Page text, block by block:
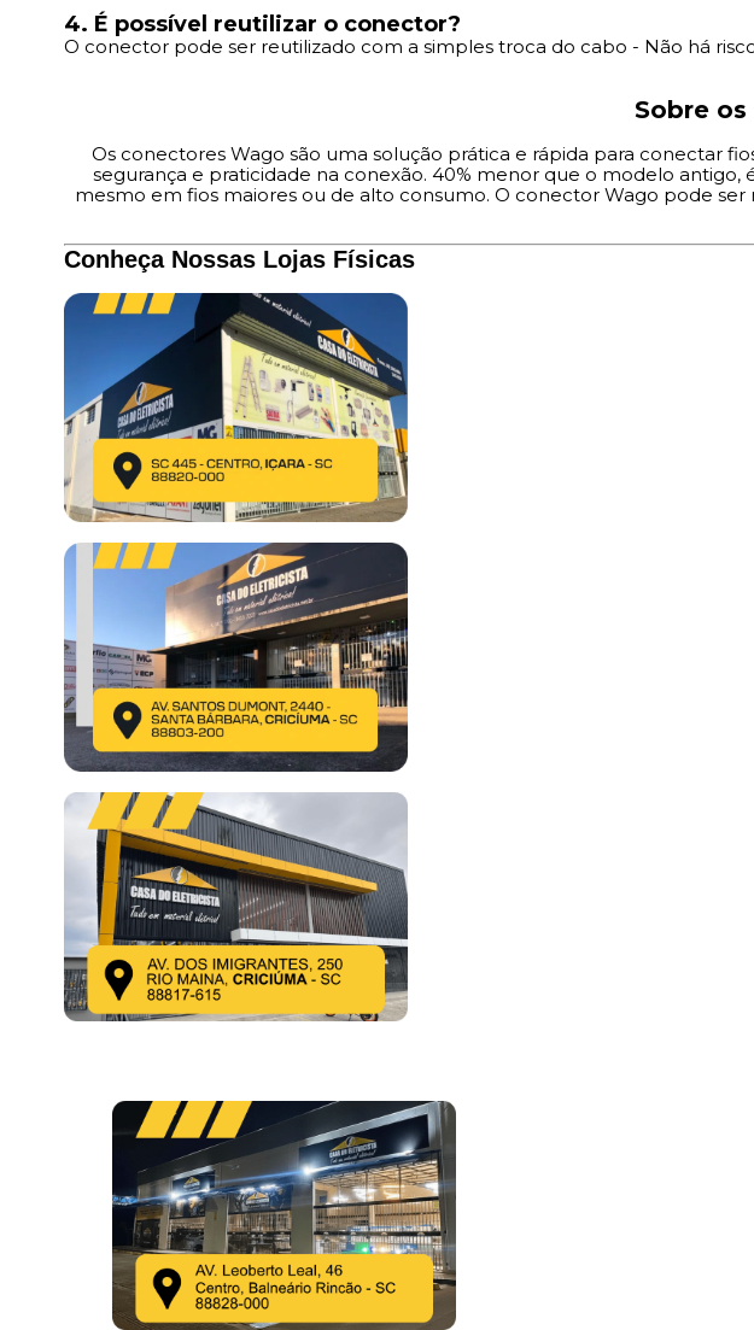
4. É possível reutilizar o conector?
O conector pode ser reutilizado com a simples troca do cabo - Não há
Sobre
Os conectores Wago são uma solução prática e rápida para conectar
segurança e praticidade na conexão. 40% menor que o modelo
mesmo em fios maiores ou de alto consumo. O conector Wago pode
Conheça Nossas Lojas Físicas